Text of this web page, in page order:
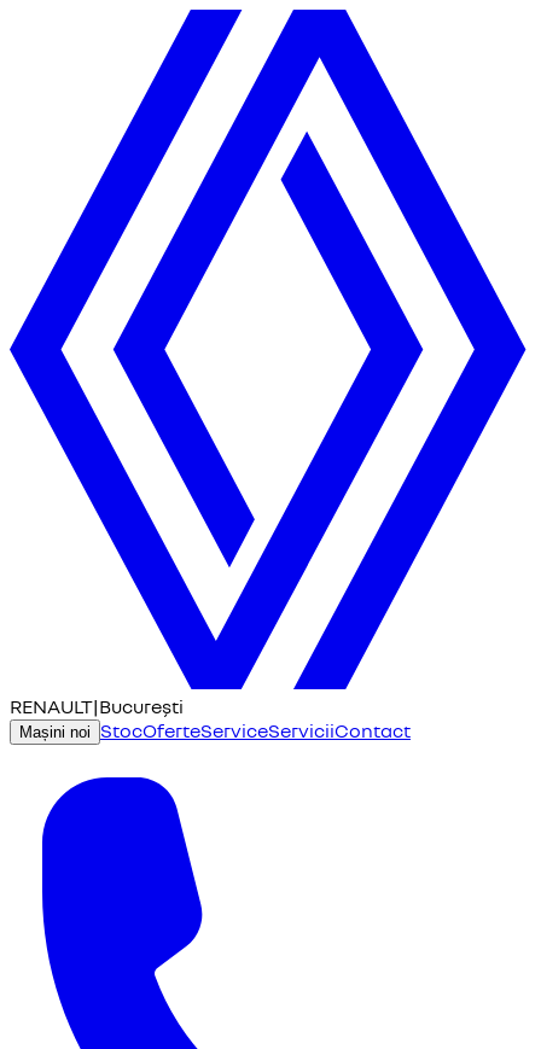
RENAULT|București
Mașini noi StocOferteServiceServiciiContact